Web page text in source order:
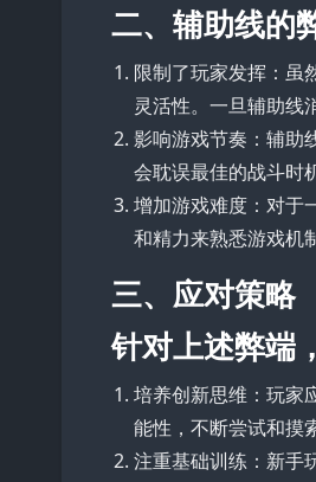
二、辅助线的
限制了玩家发挥：虽
灵活性。一旦辅助线
影响游戏节奏：辅助
会耽误最佳的战斗时
增加游戏难度：对于
和精力来熟悉游戏机
三、应对策略
针对上述弊端
培养创新思维：玩家
能性，不断尝试和摸
注重基础训练：新手